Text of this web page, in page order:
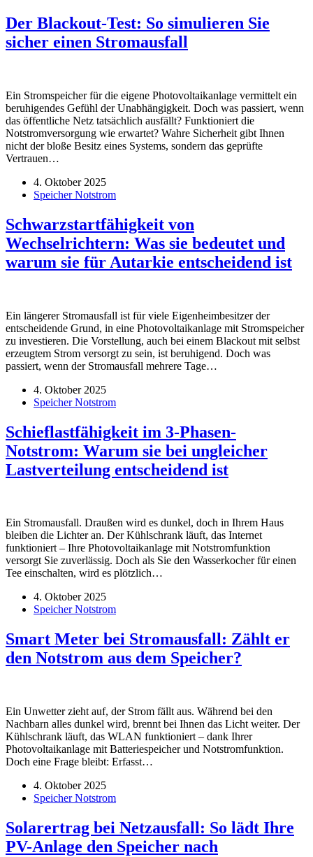
Der Blackout-Test: So simulieren Sie
sicher einen Stromausfall
Ein Stromspeicher für die eigene Photovoltaikanlage vermittelt ein
beruhigendes Gefühl der Unabhängigkeit. Doch was passiert, wenn
das öffentliche Netz tatsächlich ausfällt? Funktioniert die
Notstromversorgung wie erwartet? Wahre Sicherheit gibt Ihnen
nicht der bloße Besitz eines Systems, sondern das geprüfte
Vertrauen…
4. Oktober 2025
Speicher Notstrom
Schwarzstartfähigkeit von
Wechselrichtern: Was sie bedeutet und
warum sie für Autarkie entscheidend ist
Ein längerer Stromausfall ist für viele Eigenheimbesitzer der
entscheidende Grund, in eine Photovoltaikanlage mit Stromspeicher
zu investieren. Die Vorstellung, auch bei einem Blackout mit selbst
erzeugtem Strom versorgt zu sein, ist beruhigend. Doch was
passiert, wenn der Stromausfall mehrere Tage…
4. Oktober 2025
Speicher Notstrom
Schieflastfähigkeit im 3-Phasen-
Notstrom: Warum sie bei ungleicher
Lastverteilung entscheidend ist
Ein Stromausfall. Draußen wird es dunkel, doch in Ihrem Haus
bleiben die Lichter an. Der Kühlschrank läuft, das Internet
funktioniert – Ihre Photovoltaikanlage mit Notstromfunktion
versorgt Sie zuverlässig. Doch als Sie den Wasserkocher für einen
Tee einschalten, wird es plötzlich…
4. Oktober 2025
Speicher Notstrom
Smart Meter bei Stromausfall: Zählt er
den Notstrom aus dem Speicher?
Ein Unwetter zieht auf, der Strom fällt aus. Während bei den
Nachbarn alles dunkel wird, brennt bei Ihnen das Licht weiter. Der
Kühlschrank läuft, das WLAN funktioniert – dank Ihrer
Photovoltaikanlage mit Batteriespeicher und Notstromfunktion.
Doch eine Frage bleibt: Erfasst…
4. Oktober 2025
Speicher Notstrom
Solarertrag bei Netzausfall: So lädt Ihre
PV-Anlage den Speicher nach